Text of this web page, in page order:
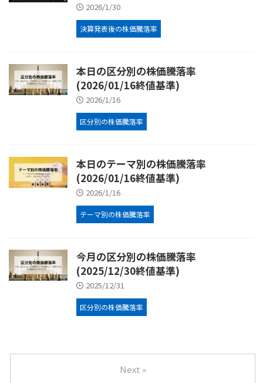
2026/1/30
決算発表後の株価騰落率
本日の区分別の株価騰落率
(2026/01/16終値基準)
2026/1/16
区分別の株価騰落率
本日のテーマ別の株価騰落率
(2026/01/16終値基準)
2026/1/16
テーマ別の株価騰落率
今月の区分別の株価騰落率
(2025/12/30終値基準)
2025/12/31
区分別の株価騰落率
Next »